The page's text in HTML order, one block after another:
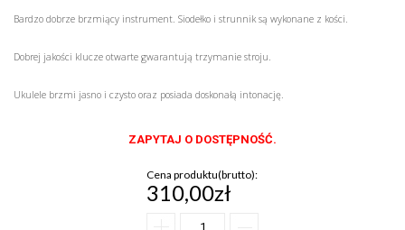
Bardzo dobrze brzmiący instrument. Siodełko i strunnik są wykonane z kości.
Dobrej jakości klucze otwarte gwarantują trzymanie stroju.
Ukulele brzmi jasno i czysto oraz posiada doskonałą intonację.
ZAPYTAJ O DOSTĘPNOŚĆ.
Cena produktu(brutto):
310,00zł